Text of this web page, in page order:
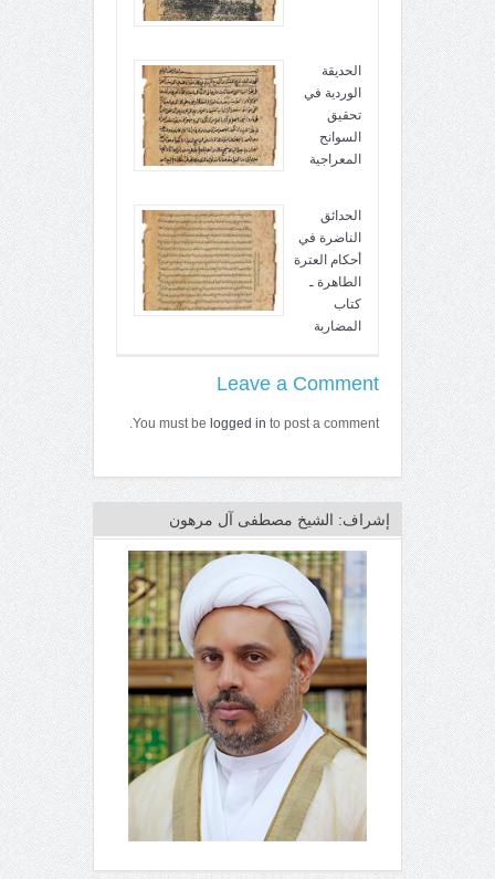
الحديقة
الوردية في
تحقيق
السوانح
المعراجية
الحدائق
الناضرة في
أحكام العترة
الطاهرة ـ
كتاب
المضاربة
Leave a Comment
You must be logged in to post a comment.
إشراف: الشيخ مصطفى آل مرهون